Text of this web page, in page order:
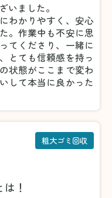
いました。
わかりやすく、安心
。作業中も不安に思
てくださり、一緒に
とても信頼感を持っ
状態がここまで変わ
して本当に良かった
粗大ゴミ回収
！